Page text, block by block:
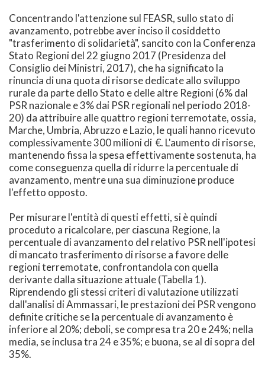
Concentrando l'attenzione sul FEASR, sullo stato di
avanzamento, potrebbe aver inciso il cosiddetto
"trasferimento di solidarietà", sancito con la Conferenza
Stato Regioni del 22 giugno 2017 (Presidenza del
Consiglio dei Ministri, 2017), che ha significato la
rinuncia di una quota di risorse dedicate allo sviluppo
rurale da parte dello Stato e delle altre Regioni (6% dal
PSR nazionale e 3% dai PSR regionali nel periodo 2018-
20) da attribuire alle quattro regioni terremotate, ossia,
Marche, Umbria, Abruzzo e Lazio, le quali hanno ricevuto
complessivamente 300 milioni di €. L'aumento di risorse,
mantenendo fissa la spesa effettivamente sostenuta, ha
come conseguenza quella di ridurre la percentuale di
avanzamento, mentre una sua diminuzione produce
l'effetto opposto.
Per misurare l'entità di questi effetti, si è quindi
proceduto a ricalcolare, per ciascuna Regione, la
percentuale di avanzamento del relativo PSR nell'ipotesi
di mancato trasferimento di risorse a favore delle
regioni terremotate, confrontandola con quella
derivante dalla situazione attuale (Tabella 1).
Riprendendo gli stessi criteri di valutazione utilizzati
dall'analisi di Ammassari, le prestazioni dei PSR vengono
definite critiche se la percentuale di avanzamento è
inferiore al 20%; deboli, se compresa tra 20 e 24%; nella
media, se inclusa tra 24 e 35%; e buona, se al di sopra del
35%.